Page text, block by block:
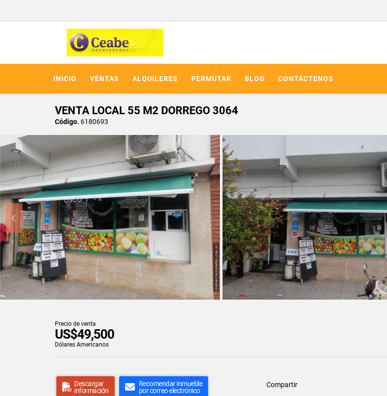
INICIO VENTAS ALQUILERES PERMUTAR BLOG CONTÁCTENOS
VENTA LOCAL 55 M2 DORREGO 3064
Código. 6180693
Precio de venta
US$49,500
Dólares Americanos
Descargar
información
Recomendar inmueble
por correo electrónico
Compartir